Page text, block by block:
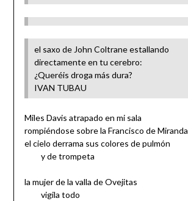
el saxo de John Coltrane estallando
directamente en tu cerebro:
¿Queréis droga más dura?
IVAN TUBAU
Miles Davis atrapado en mi sala
rompiéndose sobre la Francisco de Miranda
el cielo derrama sus colores de pulmón
y de trompeta
la mujer de la valla de Ovejitas
vigila todo